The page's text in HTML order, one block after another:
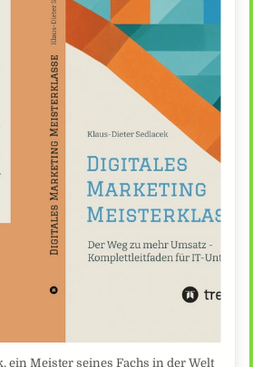
ein Meister seines Fachs in der Welt